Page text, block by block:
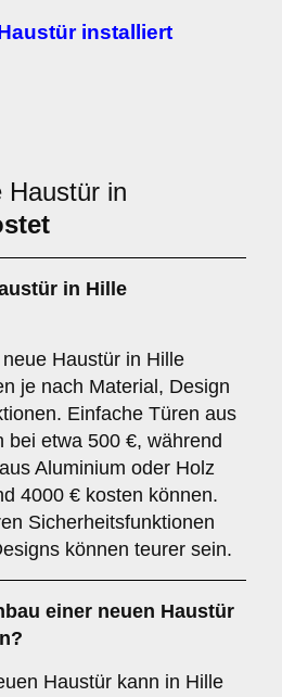
installiert
Haustür in
in Hille
Haustür in Hille
je nach Material, Design
Einfache Türen aus
bei etwa 500 €, während
Aluminium oder Holz
4000 € kosten können.
Sicherheitsfunktionen
können teurer sein.
einer neuen Haustür
Haustür kann in Hille